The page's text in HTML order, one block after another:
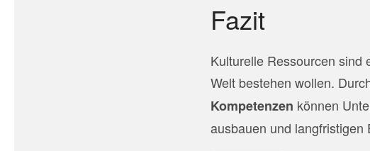
Fazit
Kulturelle Ressourcen sind
Welt bestehen wollen.
Kompetenzen können
ausbauen und langfristigen